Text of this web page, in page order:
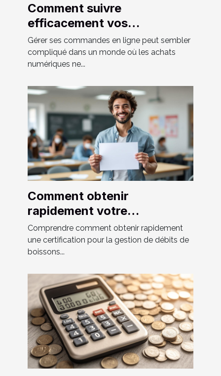
Comment suivre
efficacement vos
commandes en ligne ?
Gérer ses commandes en ligne peut sembler
compliqué dans un monde où les achats
numériques ne...
Comment obtenir
rapidement votre
certification pour la gestion
de débits de boissons ?
Comprendre comment obtenir rapidement
une certification pour la gestion de débits de
boissons...